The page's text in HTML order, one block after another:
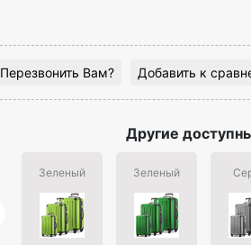
Перезвонить Вам? Добавить к
Другие
Зеленый Зеленый